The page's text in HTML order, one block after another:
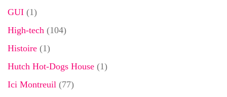
GUI (1)
High-tech (104)
Histoire (1)
Hutch Hot-Dogs House (1)
Ici Montreuil (77)